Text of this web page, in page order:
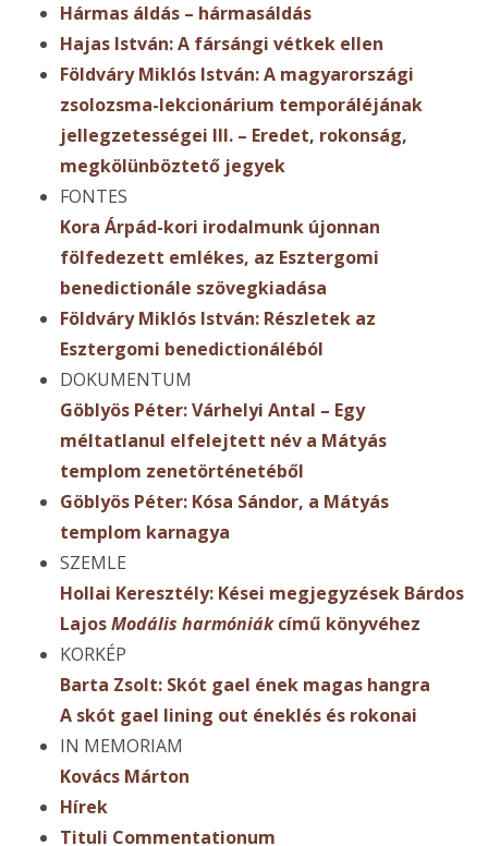
Hármas áldás – hármasáldás
Hajas István: A fársángi vétkek ellen
Földváry Miklós István: A magyarországi
zsolozsma-lekcionárium temporáléjának
jellegzetességei III. – Eredet, rokonság,
megkölünböztető jegyek
FONTES
Kora Árpád-kori irodalmunk újonnan
fölfedezett emlékes, az Esztergomi
benedictionále szövegkiadása
Földváry Miklós István: Részletek az
Esztergomi benedictionáléból
DOKUMENTUM
Göblyös Péter: Várhelyi Antal – Egy
méltatlanul elfelejtett név a Mátyás
templom zenetörténetéből
Göblyös Péter: Kósa Sándor, a Mátyás
templom karnagya
SZEMLE
Hollai Keresztély: Kései megjegyzések Bárdos
LajosModális harmóniákcímű könyvéhez
KORKÉP
Barta Zsolt: Skót gael ének magas hangra
A skót gael lining out éneklés és rokonai
IN MEMORIAM
Kovács Márton
Hírek
Tituli Commentationum